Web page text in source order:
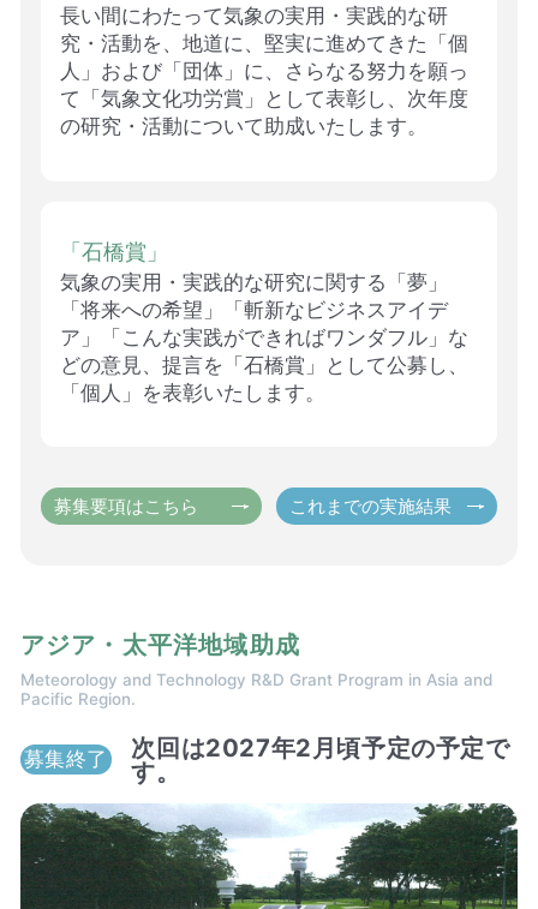
長い間にわたって気象の実用・実践的な研
究・活動を、地道に、堅実に進めてきた「個
人」および「団体」に、さらなる努力を願っ
て「気象文化功労賞」として表彰し、次年度
の研究・活動について助成いたします。
「石橋賞」
気象の実用・実践的な研究に関する「夢」
「将来への希望」「斬新なビジネスアイデ
ア」「こんな実践ができればワンダフル」な
どの意見、提言を「石橋賞」として公募し、
「個人」を表彰いたします。
募集要項はこちら これまでの実施結果
アジア・太平洋地域助成
Meteorology and Technology R&D Grant Program in Asia and
Pacific Region.
募集終了
次回は2027年2月頃予定の予定で
す。